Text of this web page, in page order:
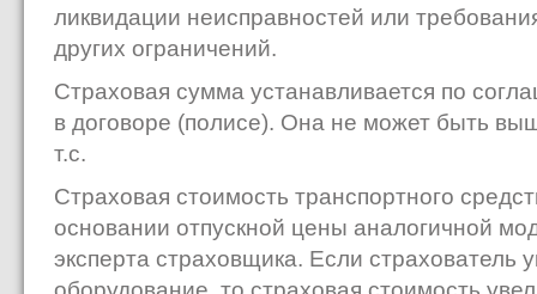
ликвидации неисправностей или
других ограничений.
Страховая сумма устанавливается по
в договоре (полисе). Она не может быть
т.с.
Страховая стоимость транспортного
основании отпускной цены аналогичной
эксперта страховщика. Если страхователь